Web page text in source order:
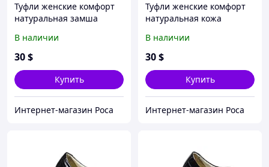
Туфли женские комфорт
натуральная замша
В наличии
30$
Купить
Интернет-магазин Роса
Туфли женские комфорт
натуральная кожа
36
В наличии
30$
Купить
Интернет-магазин Роса